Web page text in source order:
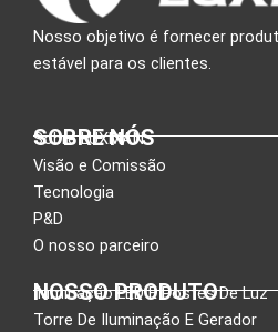
Nosso objetivo é fornecer
estável para os clientes.
SOBRE NÓS
Sobre LUXMAN
Visão e Comissão
Tecnologia
P&D
O nosso parceiro
NOSSO PRODUTO
Iluminação LED E Postes De Luz
Torre De Iluminação E Gerador